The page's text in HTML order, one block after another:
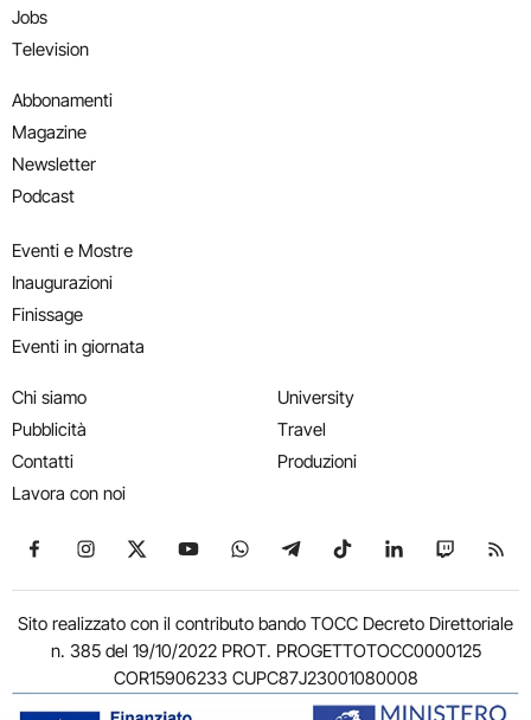
Jobs
Television
Abbonamenti
Magazine
Newsletter
Podcast
Eventi e Mostre
Inaugurazioni
Finissage
Eventi in giornata
Chi siamo
Pubblicità
Contatti
Lavora con noi
University
Travel
Produzioni
Seguici su Facebook
Seguici su Instagram
Seguici su X
Seguici su YouTube
Seguici su WhatsApp
Seguici su Telegram
Seguici su TikTok
Seguici su
Seguici
Sito realizzato con il contributo bando TOCC Decreto Direttoriale
n. 385 del 19/10/2022 PROT. PROGETTOTOCC0000125
COR15906233 CUPC87J23001080008